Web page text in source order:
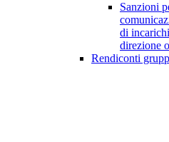
Sanzioni
di
direzione
Rendiconti